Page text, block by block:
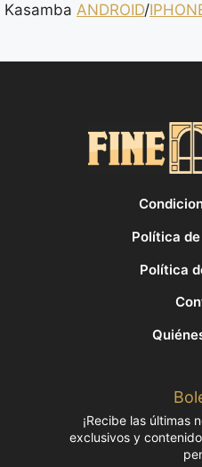
Kasamba ANDROID/
Política
Política
¡Recibe las últimas
exclusivos y